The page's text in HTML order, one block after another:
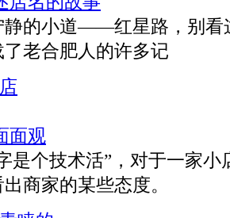
静的小道——红星路，别看
老合肥人的许多记
面观
是个技术活”，对于一家小
商家的某些态度。